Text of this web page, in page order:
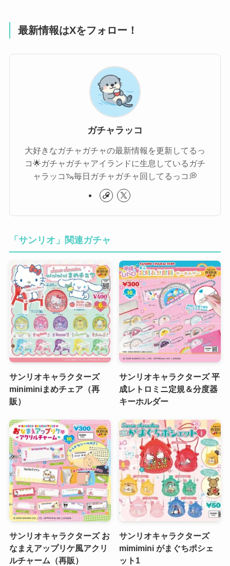
最新情報はXをフォロー！
ガチャラッコ
大好きなガチャガチャの最新情報を更新してるっ
コ🌟ガチャガチャアイランドに生息しているガチ
ャラッコ🦦毎日ガチャガチャ回してるっコ💭
「サンリオ」関連ガチャ
サンリオキャラクターズ
miniminiまめチェア（再
販）
サンリオキャラクターズ 平
成レトロミニ定規＆分度器
キーホルダー
サンリオキャラクターズ お
なまえアップリケ風アクリ
ルチャーム（再販）
サンリオキャラクターズ
mimimini がまぐちポシェ
ット1